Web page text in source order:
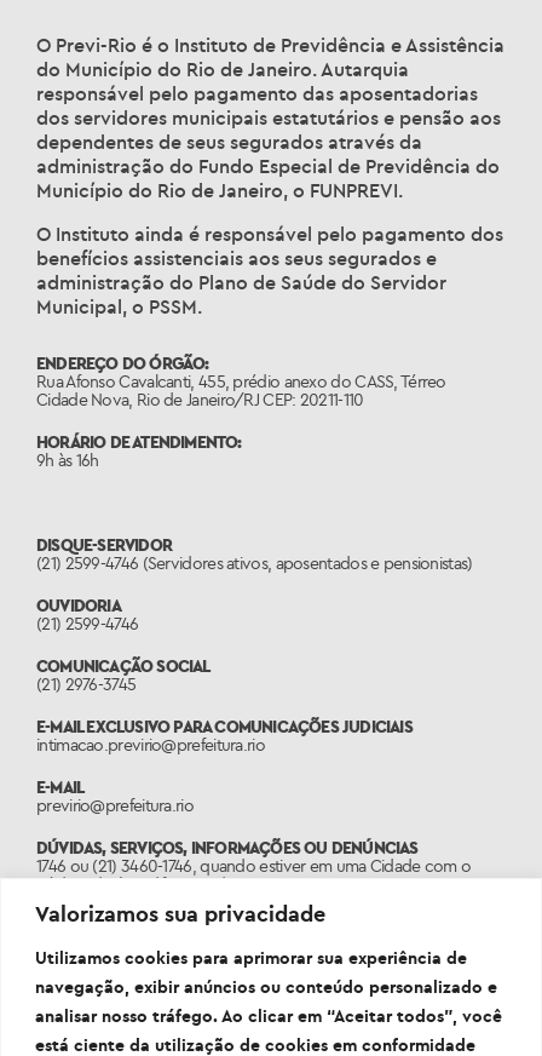
Valorizamos sua privacidade
Utilizamos cookies para aprimorar sua experiência de
navegação, exibir anúncios ou conteúdo personalizado e
analisar nosso tráfego. Ao clicar em “Aceitar todos”, você
está ciente da utilização de cookies em conformidade
O Previ-Rio é o Instituto de Previdência e Assistência
do Município do Rio de Janeiro. Autarquia
responsável pelo pagamento das aposentadorias
dos servidores municipais estatutários e pensão aos
dependentes de seus segurados através da
administração do Fundo Especial de Previdência do
Município do Rio de Janeiro, o FUNPREVI.
O Instituto ainda é responsável pelo pagamento dos
benefícios assistenciais aos seus segurados e
administração do Plano de Saúde do Servidor
Municipal, o PSSM.
ENDEREÇO DO ÓRGÃO:
Rua Afonso Cavalcanti, 455, prédio anexo do CASS, Térreo
Cidade Nova, Rio de Janeiro/RJ CEP: 20211-110
HORÁRIO DE ATENDIMENTO:
9h às 16h
DISQUE-SERVIDOR
(21) 2599-4746 (Servidores ativos, aposentados e pensionistas)
OUVIDORIA
(21) 2599-4746
COMUNICAÇÃO SOCIAL
(21) 2976-3745
E-MAIL EXCLUSIVO PARA COMUNICAÇÕES JUDICIAIS
intimacao.previrio@prefeitura.rio
E-MAIL
previrio@prefeitura.rio
DÚVIDAS, SERVIÇOS, INFORMAÇÕES OU DENÚNCIAS
1746 ou (21) 3460-1746, quando estiver em uma Cidade com o
código de área diferente do 21.
PORTAL